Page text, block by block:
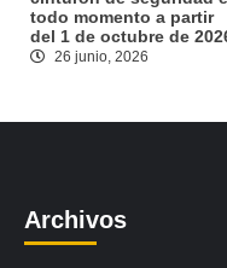
todo momento a partir
del 1 de octubre de
26 junio, 2026
Archivos